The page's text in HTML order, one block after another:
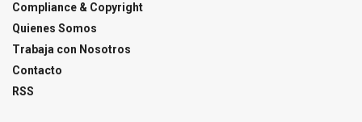
Compliance & Copyright
Quienes Somos
Trabaja con Nosotros
Contacto
RSS